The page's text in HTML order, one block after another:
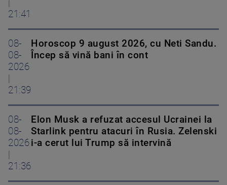
21:41
08-
08-
2026
21:39
Horoscop 9 august 2026, cu Neti Sandu.
Încep să vină bani în cont
08-
08-
2026
21:36
Elon Musk a refuzat accesul Ucrainei la
Starlink pentru atacuri în Rusia. Zelenski
i-a cerut lui Trump să intervină